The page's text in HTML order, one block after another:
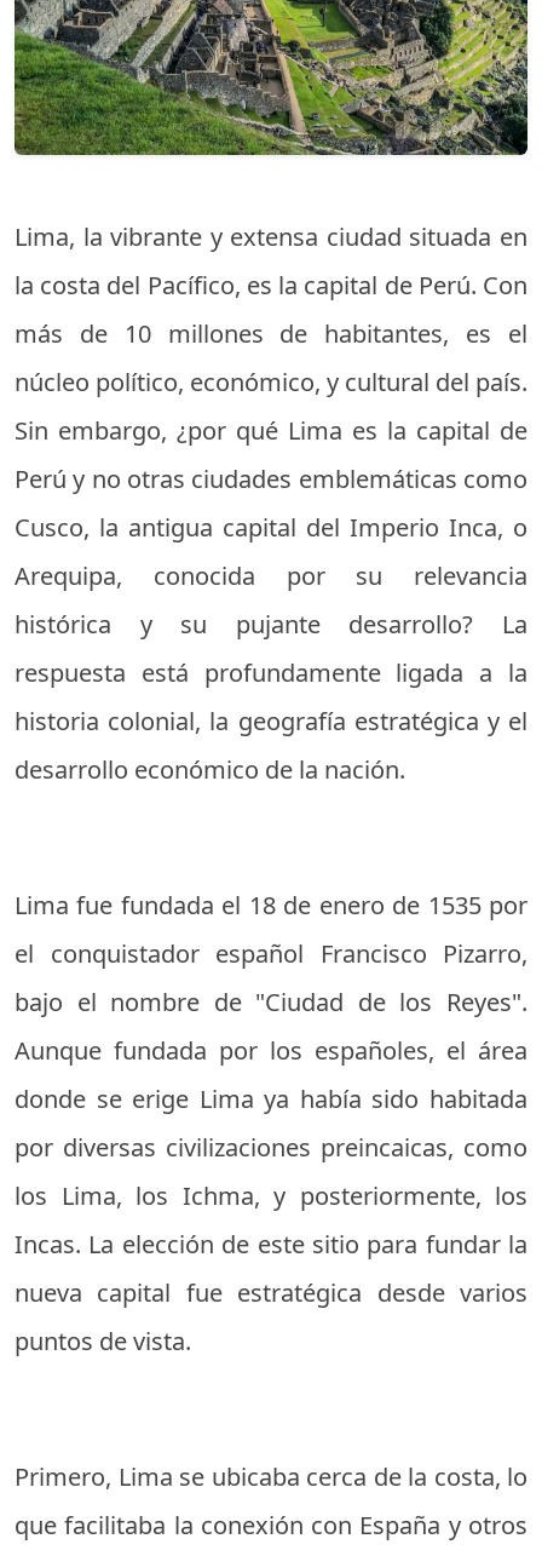
Lima, la vibrante y extensa ciudad situada en
la costa del Pacífico, es la capital de Perú. Con
más de 10 millones de habitantes, es el
núcleo político, económico, y cultural del país.
Sin embargo, ¿por qué Lima es la capital de
Perú y no otras ciudades emblemáticas como
Cusco, la antigua capital del Imperio Inca, o
Arequipa, conocida por su relevancia
histórica y su pujante desarrollo? La
respuesta está profundamente ligada a la
historia colonial, la geografía estratégica y el
desarrollo económico de la nación.
Lima fue fundada el 18 de enero de 1535 por
el conquistador español Francisco Pizarro,
bajo el nombre de "Ciudad de los Reyes".
Aunque fundada por los españoles, el área
donde se erige Lima ya había sido habitada
por diversas civilizaciones preincaicas, como
los Lima, los Ichma, y posteriormente, los
Incas. La elección de este sitio para fundar la
nueva capital fue estratégica desde varios
puntos de vista.
Primero, Lima se ubicaba cerca de la costa, lo
que facilitaba la conexión con España y otros